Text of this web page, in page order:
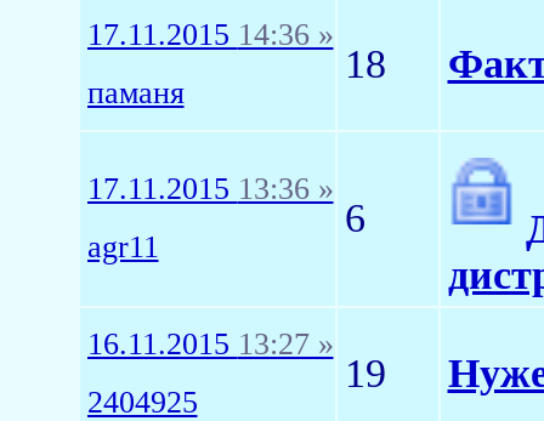
17.11.2015 14:36 »
паманя
18
17.11.2015 13:36 »
agr11
6
16.11.2015 13:27 »
2404925
19